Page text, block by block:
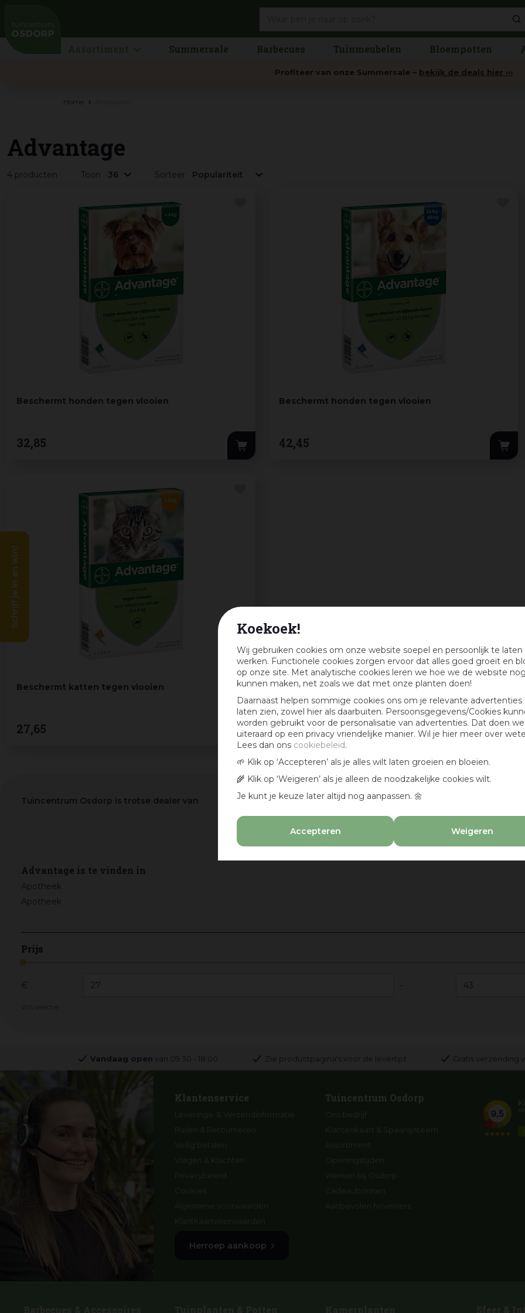
Koekoek!
Wij gebruiken cookies om onze website soepel en persoonlijk te laten
werken. Functionele cookies zorgen ervoor dat alles goed groeit en
op onze site. Met analytische cookies leren we hoe we de website
kunnen maken, net zoals we dat met onze planten doen!
Daarnaast helpen sommige cookies ons om je relevante advertenties
laten zien, zowel hier als daarbuiten. Persoonsgegevens/Cookies
worden gebruikt voor de personalisatie van advertenties. Dat doen we
uiteraard op een privacy vriendelijke manier. Wil je hier meer over
Lees dan ons cookiebeleid.
🌱 Klik op ‘Accepteren’ als je alles wilt laten groeien en bloeien.
🌾 Klik op ‘Weigeren’ als je alleen de noodzakelijke cookies wilt.
Je kunt je keuze later altijd nog aanpassen. 🌼
Accepteren Weigeren
Home
Summersale Barbecues Tuinmeubelen Bloempotten
Profiteer van onze Summersale – bekijk de deals hier ›››
Advantage
4 producten Toon Sorteer
Beschermt honden tegen vlooien
32,85
Beschermt honden tegen vlooien
42,45
Beschermt katten tegen vlooien
27,65
Tuincentrum Osdorp is trotse dealer van
Advantage is te vinden in
Apotheek
Apotheek
Prijs
€ -
Vandaag open van 09:30 18:00 Zie productpagina's voor de levertijd Gratis verzending
Klantenservice
Herroep aankoop
Tuincentrum Osdorp
Schrijf je in en win!